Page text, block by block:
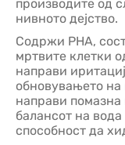
производите од
нивното дејство.
Содржи PHA,
мртвите клетки
направи
обновувањето на
направи помазна
балансот на
способност да